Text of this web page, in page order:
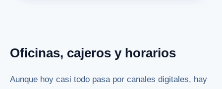
Oficinas, cajeros y horarios
Aunque hoy casi todo pasa por canales digitales, hay